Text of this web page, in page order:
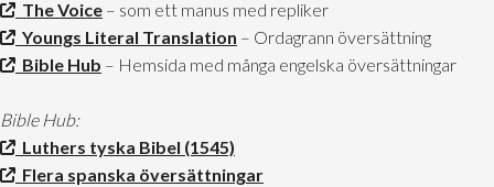
The Voice – som ett manus med repliker
Youngs Literal Translation – Ordagrann översättning
Bible Hub – Hemsida med många engelska översättningar
Bible Hub:
Luthers tyska Bibel (1545)
Flera spanska översättningar